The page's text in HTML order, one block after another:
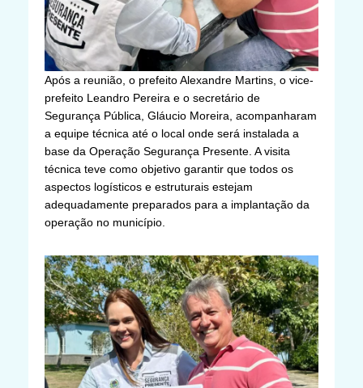
Após a reunião, o prefeito Alexandre Martins, o vice-
prefeito Leandro Pereira e o secretário de
Segurança Pública, Gláucio Moreira, acompanharam
a equipe técnica até o local onde será instalada a
base da Operação Segurança Presente. A visita
técnica teve como objetivo garantir que todos os
aspectos logísticos e estruturais estejam
adequadamente preparados para a implantação da
operação no município.